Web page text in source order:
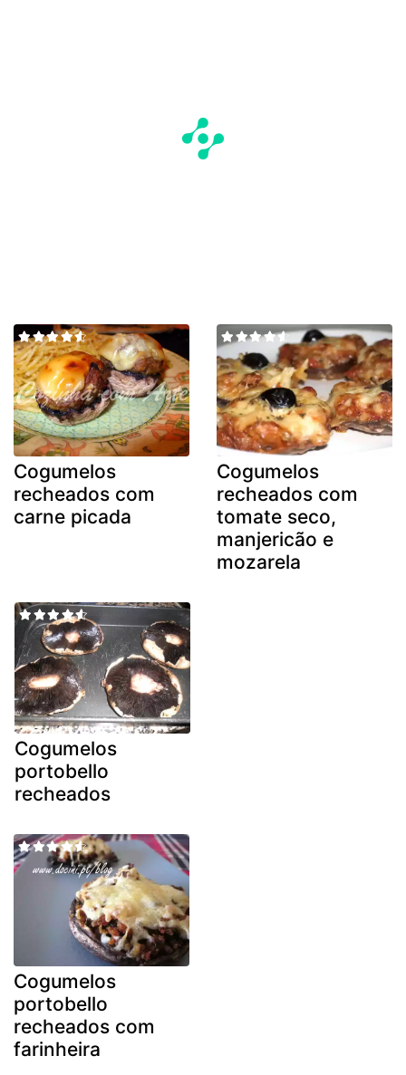
Cogumelos
recheados com
carne picada
Cogumelos
recheados com
tomate seco,
manjericão e
mozarela
Cogumelos
portobello
recheados
Cogumelos
portobello
recheados com
farinheira